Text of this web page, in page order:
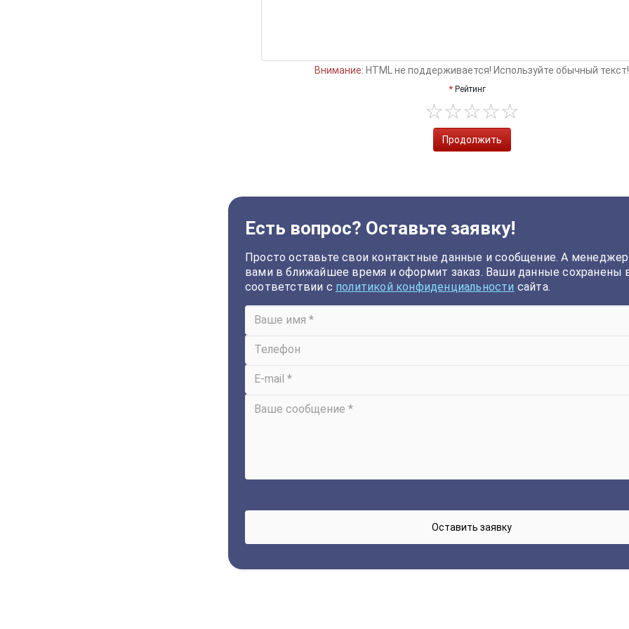
Внимание: HTML не поддерживается! Используйте обычный текст!
Рейтинг
Продолжить
Есть вопрос? Оставьте заявку!
Просто оставьте свои контактные данные и сообщение. А
вами в ближайшее время и оформит заказ. Ваши данные сохранены
соответствии с политикой конфиденциальности сайта.